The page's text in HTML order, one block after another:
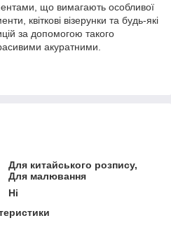
що вимагають особливої
квіткові візерунки та будь-які
за допомогою такого
акуратними.
Для китайського розпису,
Для малювання
Ні